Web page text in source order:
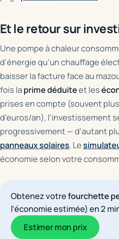
Et le retour sur
Une pompe à chaleur
d'énergie qu'un chauffage
baisser la facture face au
fois laprime déduiteet les
prises en compte (souvent
d'euros/an), l'investissement
progressivement — d'autant
panneaux solaires. Le
économie selon votre
Obtenez votrefourchette
l'économie estimée) en 2
Estimer mon prix